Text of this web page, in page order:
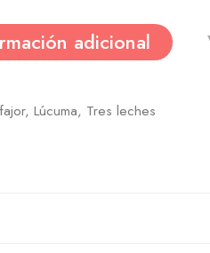
adicional
Lúcuma, Tres leches